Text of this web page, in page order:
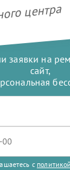
центра
заявки на
сайт,
с